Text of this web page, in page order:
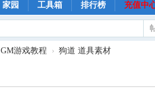
家园 工具箱 排行榜 充值中
GM游戏教程 › 狗道 道具素材